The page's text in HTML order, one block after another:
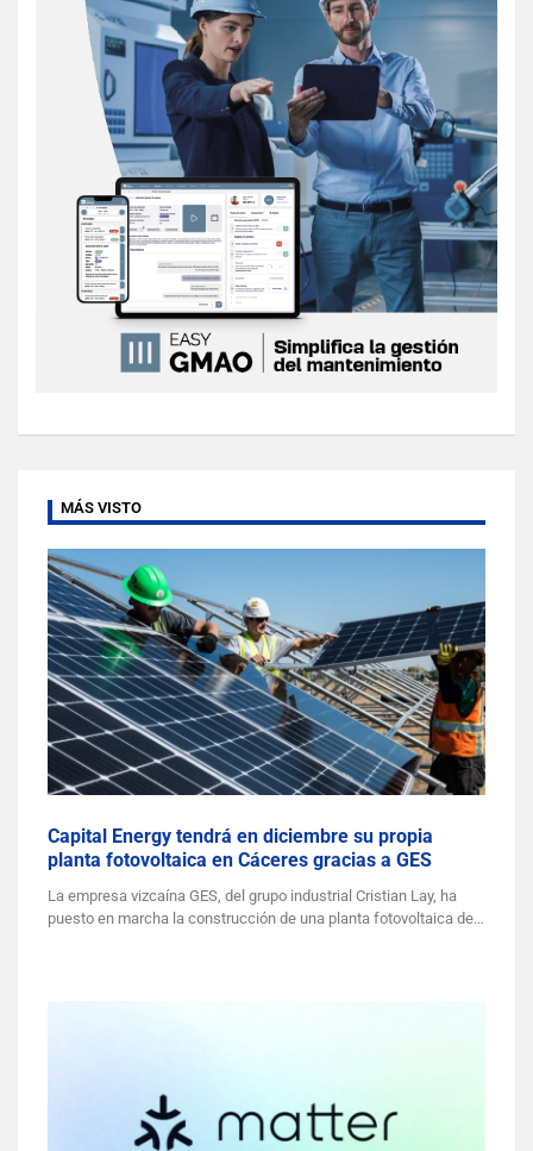
MÁS VISTO
Capital Energy tendrá en diciembre su propia
planta fotovoltaica en Cáceres gracias a GES
La empresa vizcaína GES, del grupo industrial Cristian Lay, ha
puesto en marcha la construcción de una planta fotovoltaica de…